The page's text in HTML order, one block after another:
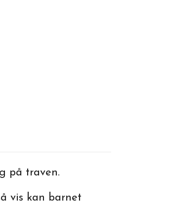
på traven.
vis kan barnet